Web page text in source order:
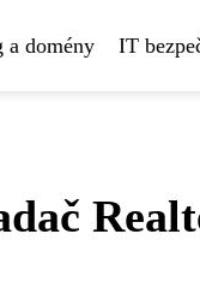
a domény IT